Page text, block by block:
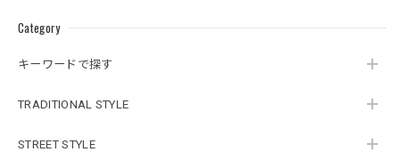
Category
キーワードで探す
TRADITIONAL STYLE
STREET STYLE